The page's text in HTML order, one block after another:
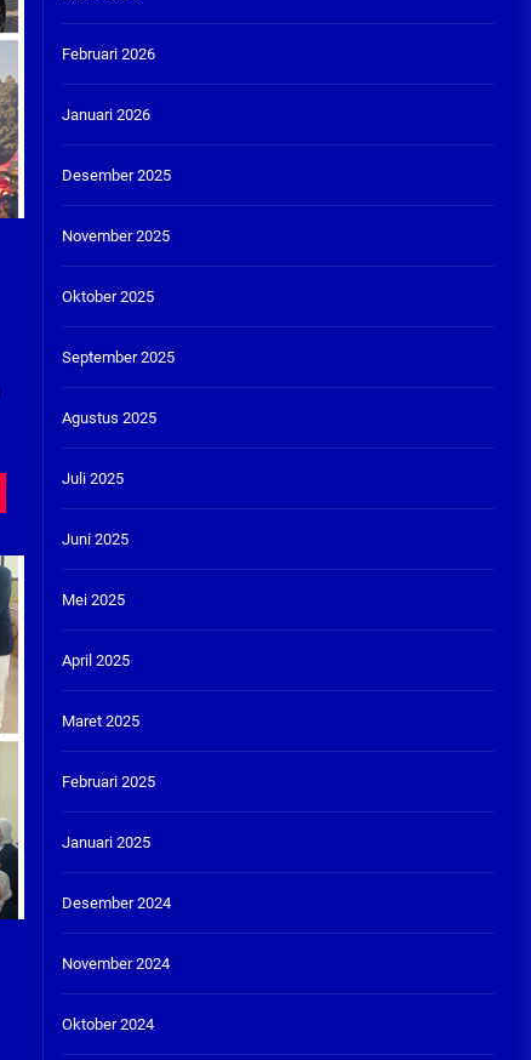
Februari 2026
Januari 2026
Desember 2025
November 2025
Oktober 2025
September 2025
Agustus 2025
Juli 2025
Juni 2025
Mei 2025
April 2025
Maret 2025
Februari 2025
Januari 2025
Desember 2024
November 2024
Oktober 2024